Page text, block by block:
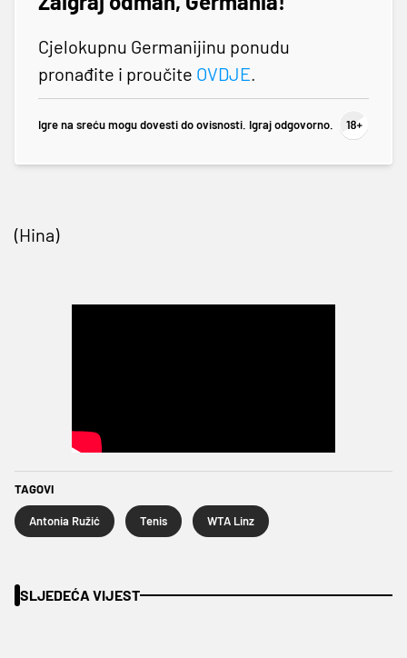
Cjelokupnu Germanijinu ponudu
pronađite i proučite OVDJE.
Igre na sreću mogu dovesti do ovisnosti. Igraj odgovorno.
(Hina)
TAGOVI
Antonia Ružić Tenis WTA Linz
SLJEDEĆA VIJEST